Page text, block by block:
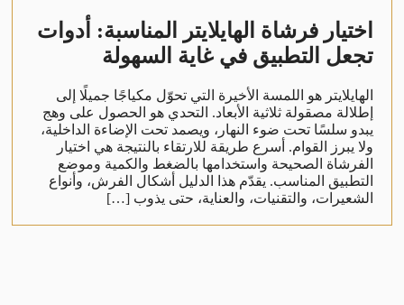
اختيار فرشاة الهايلايتر المناسبة: أدوات
تجعل التطبيق في غاية السهولة
الهايلايتر هو اللمسة الأخيرة التي تحوّل مكياجًا جميلًا إلى
إطلالة مصقولة ثلاثية الأبعاد. التحدي هو الحصول على وهج
يبدو سلسًا تحت ضوء النهار، ويصمد تحت الإضاءة الداخلية،
ولا يبرز القوام. أسرع طريقة للارتقاء بالنتيجة هي اختيار
الفرشاة الصحيحة واستخدامها بالضغط والكمية وموضع
التطبيق المناسب. يقدّم هذا الدليل أشكال الفرش، وأنواع
الشعيرات، والتقنيات، والعناية، حتى يذوب […]